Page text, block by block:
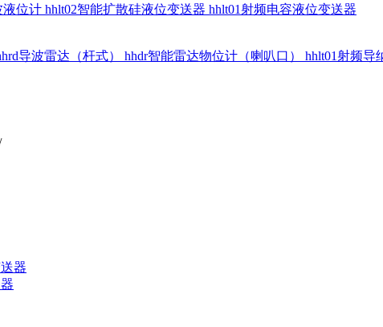
液位计 hhlt02智能扩散硅液位变送器 hhlt01射频电容液位变送器
导波雷达（杆式） hhdr智能雷达物位计（喇叭口） hhlt01射频导
器